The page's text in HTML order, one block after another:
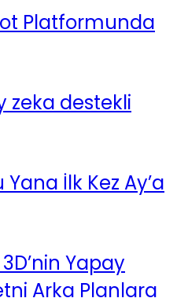
Platformunda
zeka destekli
Yana İlk Kez Ay’a
Yapay
Arka Planlara